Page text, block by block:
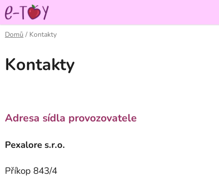
Přejít
na
obsah
Domů / Kontakty
Kontakty
Adresa sídla provozovatele
Pexalore s.r.o.
Příkop 843/4